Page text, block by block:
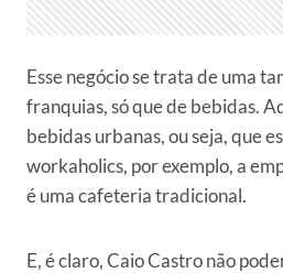
Esse negócio se trata de uma
franquias, só que de bebidas.
bebidas urbanas, ou seja, que
workaholics, por exemplo, a
é uma cafeteria tradicional.
E, é claro, Caio Castro não